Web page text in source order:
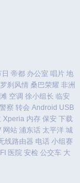
日 帝都 办公室 唱片 地
罗刹风情 桑巴荣耀 非洲
空调 徐小组长 临安
警察 转会 Android USB
Xperia 内存 保安 下载
网站 浦东话 太平洋 城
线路由器 电话 小组赛
医院 安检 公交车 大